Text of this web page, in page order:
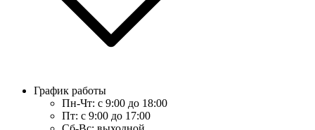
График работы
Пн-Чт: с 9:00 до 18:00
Пт: с 9:00 до 17:00